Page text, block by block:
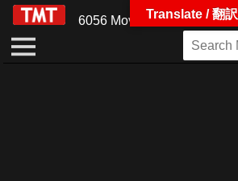
6056 MoviesTranslate / 翻訳